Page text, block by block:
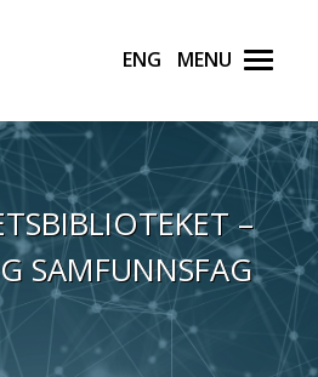
arktiske
English Meny
–
SAMFUNNSFAG